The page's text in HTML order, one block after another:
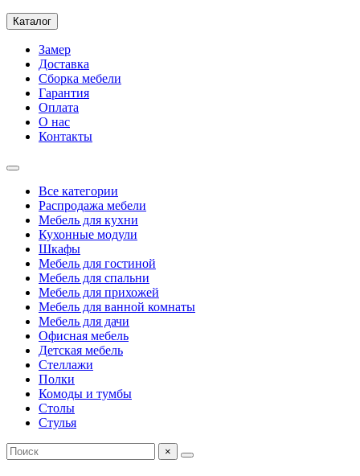
Каталог
Замер
Доставка
Сборка мебели
Гарантия
Оплата
О нас
Контакты
Все категории
Распродажа мебели
Мебель для кухни
Кухонные модули
Шкафы
Мебель для гостиной
Мебель для спальни
Мебель для прихожей
Мебель для ванной комнаты
Мебель для дачи
Офисная мебель
Детская мебель
Стеллажи
Полки
Комоды и тумбы
Столы
Стулья
×